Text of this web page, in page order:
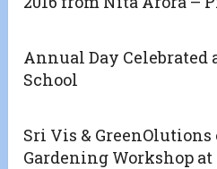
Annual Day Celebrated
School
Sri Vis &
Gardening Workshop